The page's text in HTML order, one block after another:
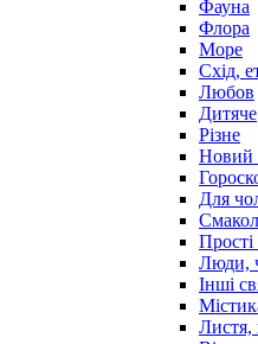
Фауна
Флора
Море
Схід,
Любов
Дитяче
Різне
Новий
Для
Люди,
Інші